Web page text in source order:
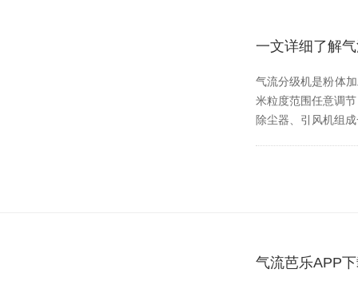
一文详细了解
气流分级机是粉体加
米粒度范围任意调节
除尘器、引风机
气流芭乐APP